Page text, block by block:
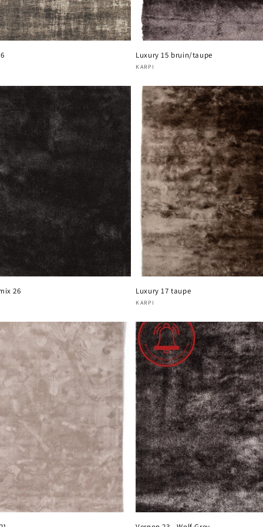
Luxury 15 bruin/taupe
Verkoper:
KARPI
26 Luxury 17 taupe
Verkoper:
KARPI